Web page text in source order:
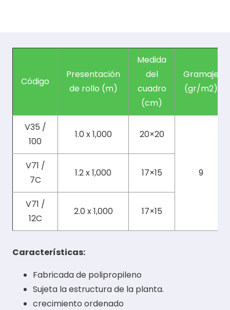
Código
Presentación
de rollo (m)
Medida
del
cuadro
(cm)
Gramaje
(gr/m2)
V35 /
100
1.0 x 1,000 20×20
9
V71 /
7C
1.2 x 1,000 17×15
V71 /
12C
2.0 x 1,000 17×15
Características:
Fabricada de polipropileno
Sujeta la estructura de la planta.
crecimiento ordenado